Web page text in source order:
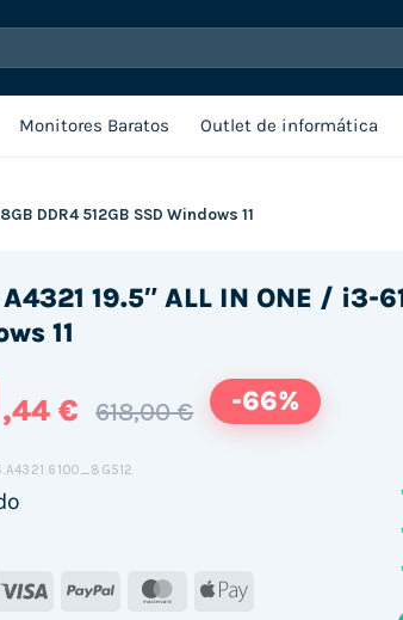
Monitores Baratos Outlet de informática
DDR4 512GB SSD Windows 11
19.5″ ALL IN ONE / i3-
11
,44 € 618,00 € -66%
Visa PayPal MasterCard
Apple